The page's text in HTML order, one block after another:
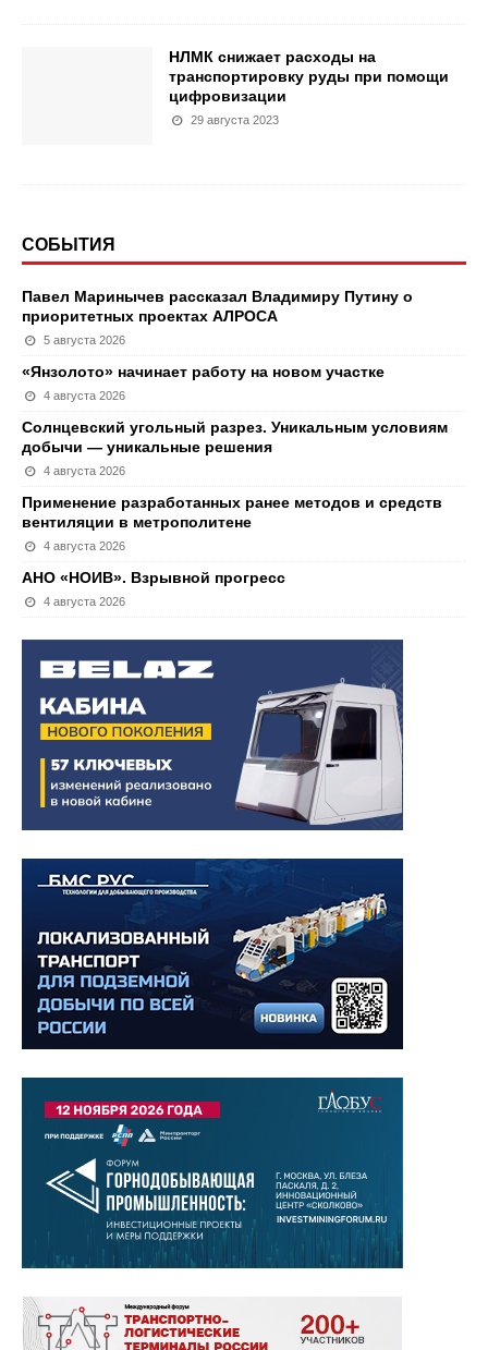
НЛМК снижает расходы на
транспортировку руды при помощи
цифровизации
29 августа 2023
СОБЫТИЯ
Павел Маринычев рассказал Владимиру Путину о
приоритетных проектах АЛРОСА
5 августа 2026
«Янзолото» начинает работу на новом участке
4 августа 2026
Солнцевский угольный разрез. Уникальным условиям
добычи — уникальные решения
4 августа 2026
Применение разработанных ранее методов и средств
вентиляции в метрополитене
4 августа 2026
АНО «НОИВ». Взрывной прогресс
4 августа 2026